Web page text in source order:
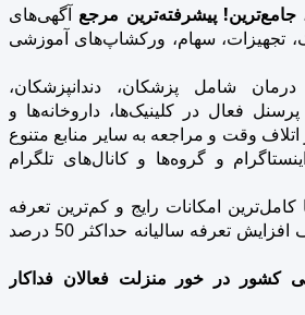
پیشرفته‌ترین مرجع آگهی‌های
تجهیزات، سهام، ورکشاپ‌های آموزشی
شامل پزشکان، دندانپزشکان،
فعال در کلینیک‌ها، داروخانه‌ها و
اتلاف وقت و مراجعه به سایر منابع متنوع
و گروه‌ها و کانال‌های تلگرام
امکانات رایج و کم‌ترین تعرفه
بازار فراهم است و سقف افزایش تعرفه سالیانه حداکثر 50 درصد
کشور در خور منزلت فعالان فداکار